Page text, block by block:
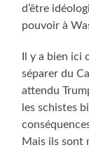
d’être
pouvoir à
Il y a bien ici
séparer du
attendu
les schistes
Mais ils sont